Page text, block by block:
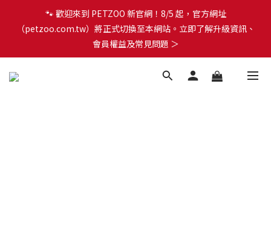
🐾 歡迎來到 PETZOO 新官網！8/5 起，官方網址
（petzoo.com.tw）將正式切換至本網站。立即了解升級資訊、
會員權益及常見問題 ＞
🐾 歡迎來到 PETZOO 新官網！8/5 起，官方網址
（petzoo.com.tw）將正式切換至本網站。立即了解升級資訊、
會員權益及常見問題 ＞
✨【新朋友見面禮】現在註冊即領 $100 購物金！全館滿 $1,500 享